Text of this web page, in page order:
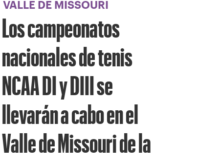
VALLE DE MISSOURI
Los campeonatos
nacionales de tenis
NCAA DI y DIII se
llevarán a cabo en el
Valle de Missouri de la